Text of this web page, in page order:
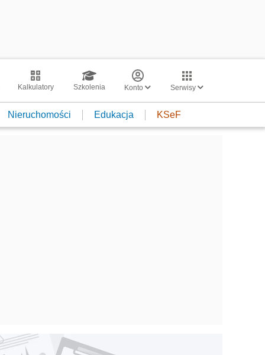
Kalkulatory Szkolenia Konto Serwisy
Nieruchomości Edukacja KSeF